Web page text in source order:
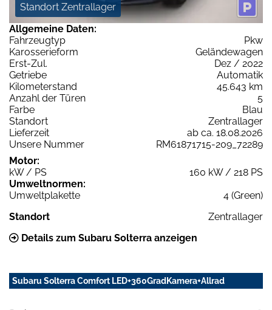
Standort Zentrallager
Allgemeine Daten:
Fahrzeugtyp
Pkw
Karosserieform
Geländewagen
Erst-Zul.
Dez / 2022
Getriebe
Automatik
Kilometerstand
45.643 km
Anzahl der Türen
5
Farbe
Blau
Standort
Zentrallager
Lieferzeit
ab ca. 18.08.2026
Unsere Nummer
RM61871715-209_72289
Motor:
kW / PS
160 kW / 218 PS
Umweltnormen:
Umweltplakette
4 (Green)
Standort
Zentrallager
Details zum Subaru Solterra anzeigen
Subaru Solterra Comfort LED+360GradKamera+Allrad